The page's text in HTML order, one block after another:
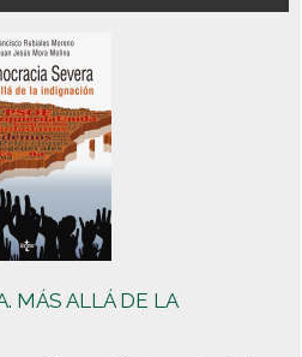
MÁS ALLÁ DE LA